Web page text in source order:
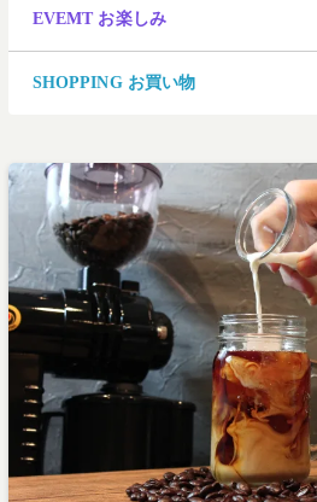
EVEMT お楽しみ
SHOPPING お買い物